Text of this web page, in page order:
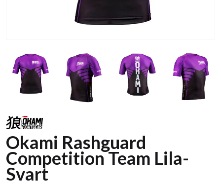
Okami Rashguard
Competition Team Lila-
Svart